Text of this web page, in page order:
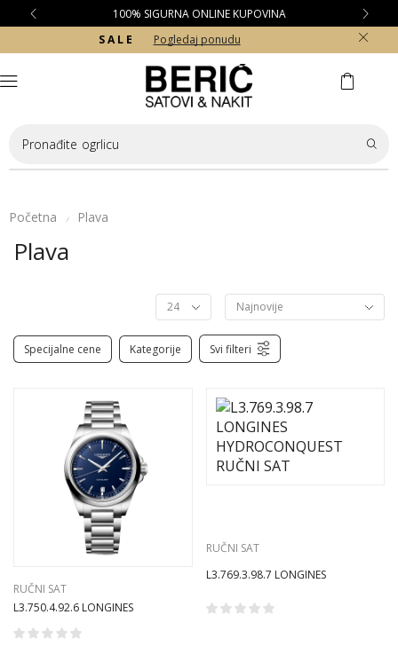
100% SIGURNA ONLINE KUPOVINA
S A L E
Pogledaj ponudu
Pronađite ogrlicu
Početna / Plava
Plava
Specijalne cene Kategorije Svi filteri
RUČNI SAT
L3.750.4.92.6 LONGINES
CONQUEST RUČNI SAT
RUČNI SAT
L3.769.3.98.7 LONGINES